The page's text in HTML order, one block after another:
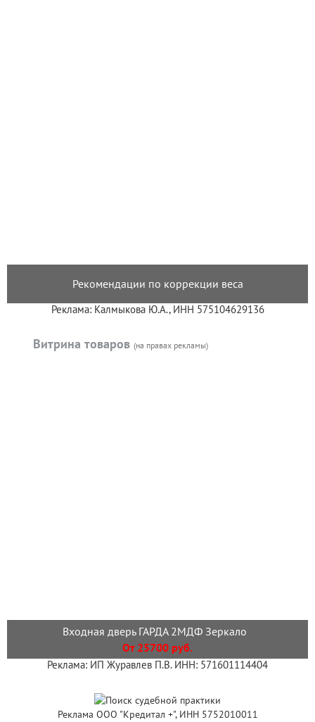
Рекомендации по коррекции веса
Реклама: Калмыкова Ю.А., ИНН 575104629136
Витрина товаров (на правах рекламы)
Входная дверь ГАРДА 2МДФ Зеркало
От 25700 руб.
Реклама: ИП Журавлев П.В. ИНН: 571601114404
Реклама ООО "Кредитал +", ИНН 5752010011